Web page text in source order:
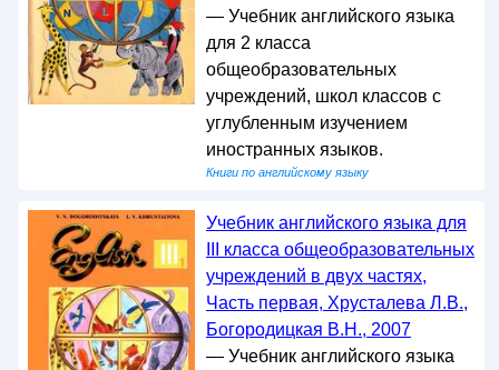
— Учебник английского языка
для 2 класса
общеобразовательных
учреждений, школ классов с
углубленным изучением
иностранных языков.
Книги по английскому языку
Учебник английского языка для
III класса общеобразовательных
учреждений в двух частях,
Часть первая, Хрусталева Л.В.,
Богородицкая В.Н., 2007
— Учебник английского языка